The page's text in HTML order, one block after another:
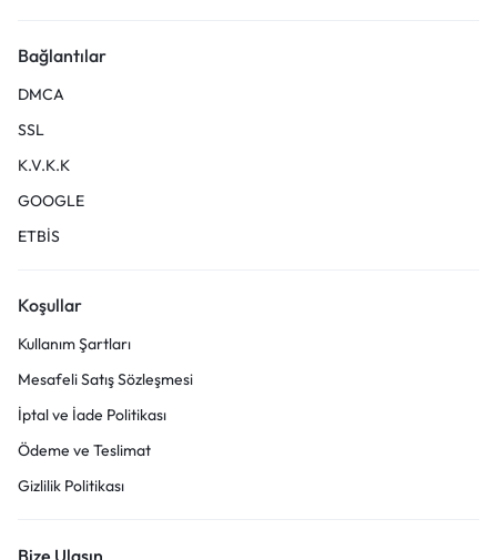
Bağlantılar
DMCA
SSL
K.V.K.K
GOOGLE
ETBİS
Koşullar
Kullanım Şartları
Mesafeli Satış Sözleşmesi
İptal ve İade Politikası
Ödeme ve Teslimat
Gizlilik Politikası